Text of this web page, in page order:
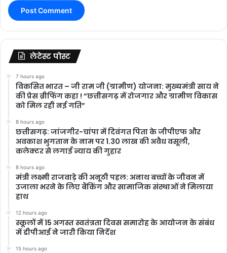
लेटेस्ट पोस्ट
7 hours ago
विकसित भारत – जी राम जी (ग्रामीण) योजना: मुख्यमंत्री साय ने
की प्रेस ब्रीफिंग कहा ! “छत्तीसगढ़ में रोजगार और ग्रामीण विकास
को मिल रही नई गति”
8 hours ago
छत्तीसगढ़: जांजगीर-चांपा में दिवंगत पिता के जीपीएफ और
अवकाश भुगतान के नाम पर 1.30 लाख की अवैध वसूली,
कलेक्टर से लगाई न्याय की गुहार
8 hours ago
मंत्री लक्ष्मी राजवाड़े की अनूठी पहल: अनाथ बच्चों के जीवन में
उजाला भरने के लिए बैंकिंग और सामाजिक संस्थाओं ने मिलाया
हाथ
12 hours ago
स्कूलों में 15 अगस्त स्वतंत्रता दिवस समारोह के आयोजन के संबंध
में डीपीआई ने जारी किया निर्देश
15 hours ago